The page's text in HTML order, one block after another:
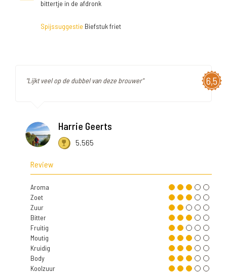
bittertje in de afdronk
Spijssuggestie Biefstuk friet
6,5
"Lijkt veel op de dubbel van deze brouwer"
Harrie Geerts
5.565
Review
Aroma
Zoet
Zuur
Bitter
Fruitig
Moutig
Kruidig
Body
Koolzuur